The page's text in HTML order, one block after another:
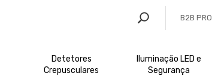
B2B PRO
Detetores
Crepusculares
Iluminação LED e
Segurança